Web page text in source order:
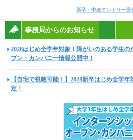
新卒・中途エントリー受
事務局からのお知らせ
2028はじめ全学年対象！障がいのある学生
プン・カンパニー情報公開中！
【自宅で視聴可能！】2028新卒はじめ全学
定！